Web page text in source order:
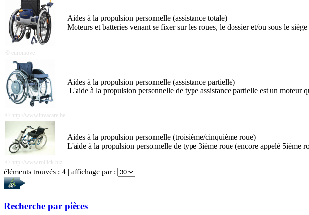
© euromove
Aides à la propulsion personnelle (assistance totale)
Moteurs et batteries venant se fixer sur les roues, le dossier et/ou sous le
© http://www.invacare.be
Aides à la propulsion personnelle (assistance partielle)
L'aide à la propulsion personnelle de type assistance partielle est un moteur
© http://www.rollick.biz
Aides à la propulsion personnelle (troisième/cinquième roue)
L'aide à la propulsion personnelle de type 3ième roue (encore appelé 5ième
éléments trouvés : 4 | affichage par :
Recherche par pièces